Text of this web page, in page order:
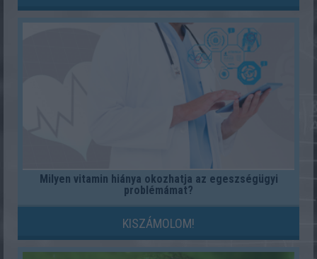
Milyen vitamin hiánya okozhatja az egeszségügyi
problémámat?
KISZÁMOLOM!